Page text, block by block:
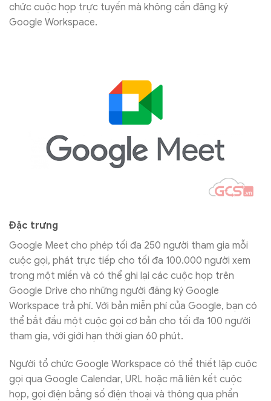
chức cuộc họp trực tuyến mà không cần đăng ký
Google Workspace.
Đặc trưng
Google Meet cho phép tối đa 250 người tham gia mỗi
cuộc gọi, phát trực tiếp cho tối đa 100.000 người xem
trong một miền và có thể ghi lại các cuộc họp trên
Google Drive cho những người đăng ký Google
Workspace trả phí. Với bản miễn phí của Google, bạn có
thể bắt đầu một cuộc gọi cơ bản cho tối đa 100 người
tham gia, với giới hạn thời gian 60 phút.
Người tổ chức Google Workspace có thể thiết lập cuộc
gọi qua Google Calendar, URL hoặc mã liên kết cuộc
họp, gọi điện bằng số điện thoại và thông qua phần